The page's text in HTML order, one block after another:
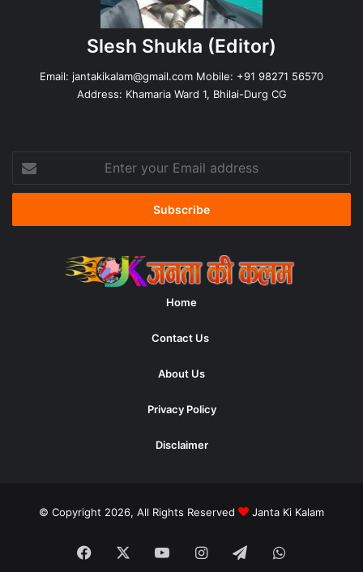
Slesh Shukla (Editor)
Email: jantakikalam@gmail.com Mobile: +91 98271 56570
Address: Khamaria Ward 1, Bhilai-Durg CG
your
Email
Home
Contact Us
About Us
Privacy Policy
Disclaimer
© Copyright 2026, All Rights Reserved Janta Ki Kalam
Facebook YouTubeInstagram
TelegramWhatsApp